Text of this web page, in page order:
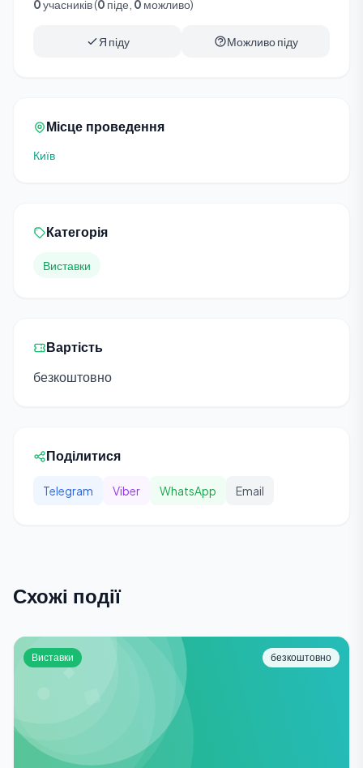
0учасників (0 піде, 0 можливо)
Я піду Можливо піду
Місце проведення
Київ
Категорія
Виставки
Вартість
безкоштовно
Поділитися
Telegram Viber WhatsApp Email
Схожі події
Виставки безкоштовно